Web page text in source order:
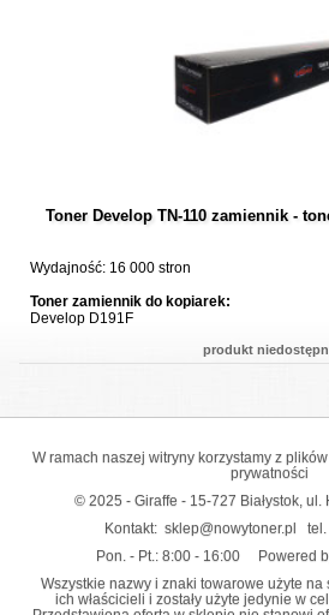
Toner Develop TN-110 zamiennik -
Wydajność: 16 000 stron
Toner zamiennik do kopiarek:
Develop D191F
produkt
W ramach naszej witryny korzystamy z
prywatności
© 2025 - Giraffe - 15-727 Białystok, ul.
Kontakt: sklep@nowytoner.pl tel.
Pon. - Pt.: 8:00 - 16:00
Powered
Wszystkie nazwy i znaki towarowe użyte na
ich właścicieli i zostały użyte jedynie w